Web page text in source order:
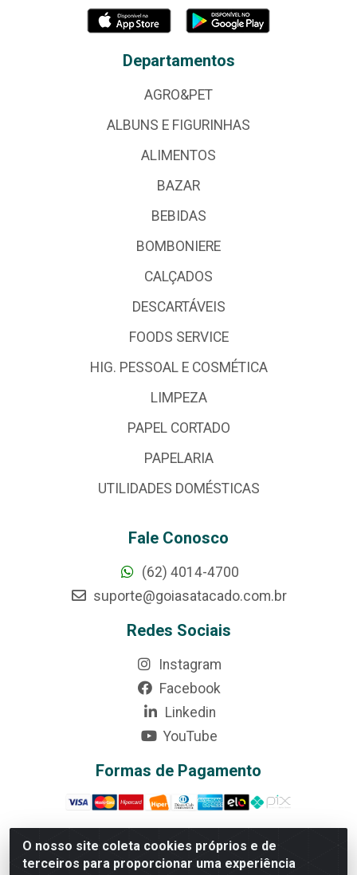
O nosso site coleta cookies próprios e de
terceiros para proporcionar uma experiência
Departamentos
AGRO&PET
ALBUNS E FIGURINHAS
ALIMENTOS
BAZAR
BEBIDAS
BOMBONIERE
CALÇADOS
DESCARTÁVEIS
FOODS SERVICE
HIG. PESSOAL E COSMÉTICA
LIMPEZA
PAPEL CORTADO
PAPELARIA
UTILIDADES DOMÉSTICAS
Fale Conosco
(62) 4014-4700
suporte@goiasatacado.com.br
Redes Sociais
Instagram
Facebook
Linkedin
YouTube
Formas de Pagamento
Rede Brasil - Avenida Universitária, nº 3860, Jardim das